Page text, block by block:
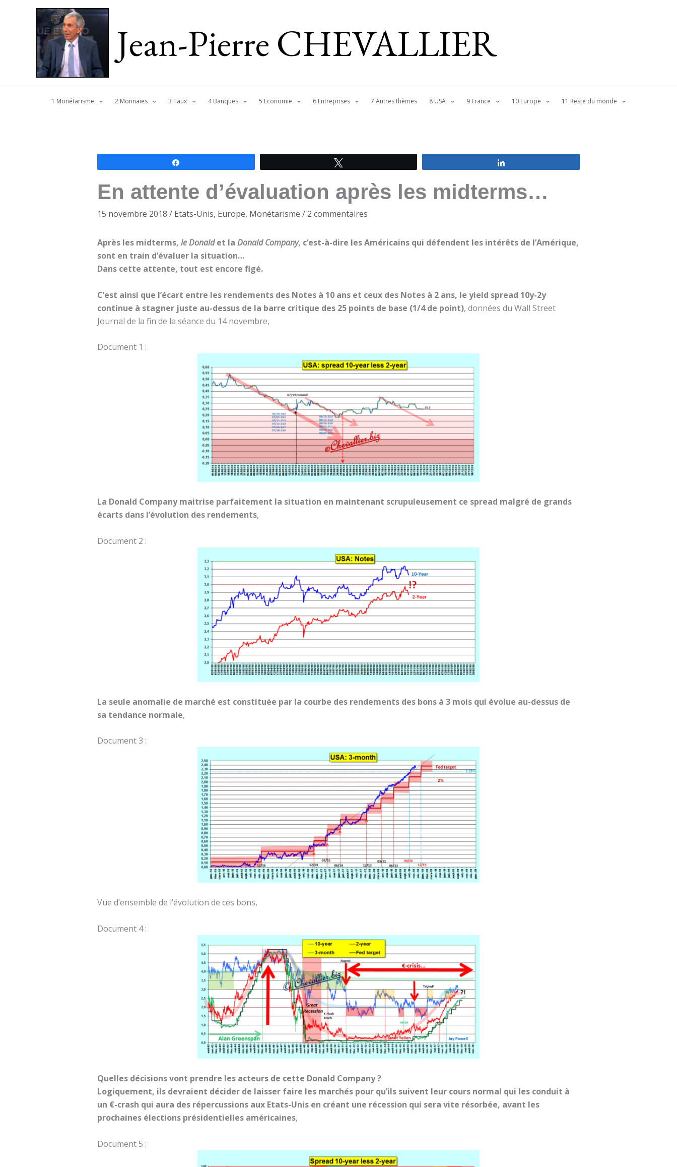
Jean-Pierre CHEVALLIER
1 Monétarisme 2 Monnaies 3 Taux 4 Banques 5 Economie 6 Entreprises 7 Autres thèmes 8 USA 9 France 10 Europe 11 Reste du monde
En attente d’évaluation après les midterms…
15 novembre 2018 / Etats-Unis, Europe, Monétarisme / 2 commentaires
Après les midterms, le Donaldet la Donald Company, c’est-à-dire les Américains qui défendent les intérêts de l’Amérique,
sont en train d’évaluer la situation…
Dans cette attente, tout est encore figé.
C’est ainsi que l’écart entre les rendements des Notes à 10 ans et ceux des Notes à 2 ans, le yield spread 10y-2y
continue à stagner juste au-dessus de la barre critique des 25 points de base (1/4 de point), données du Wall Street
Journal de la fin de la séance du 14 novembre,
Document 1 :
La Donald Company maitrise parfaitement la situation en maintenant scrupuleusement ce spread malgré de grands
écarts dans l’évolution des rendements,
Document 2 :
La seule anomalie de marché est constituée par la courbe des rendements des bons à 3 mois qui évolue au-dessus de
sa tendance normale,
Document 3 :
Vue d’ensemble de l’évolution de ces bons,
Document 4 :
Quelles décisions vont prendre les acteurs de cette Donald Company ?
Logiquement, ils devraient décider de laisser faire les marchés pour qu’ils suivent leur cours normal qui les conduit à
un €-crash qui aura des répercussions aux Etats-Unis en créant une récession qui sera vite résorbée, avant les
prochaines élections présidentielles américaines,
Document 5 :